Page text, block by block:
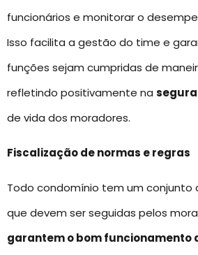
funcionários e monitorar o
Isso facilita a gestão do time e
funções sejam cumpridas de
refletindo positivamente na
de vida dos moradores.
Fiscalização de normas e regras
Todo condomínio tem um conjunto
que devem ser seguidas pelos
garantem o bom funcionamento